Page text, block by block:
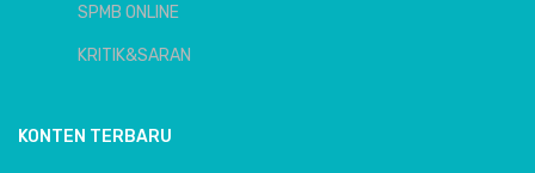
SPMB ONLINE
KRITIK&SARAN
KONTEN TERBARU